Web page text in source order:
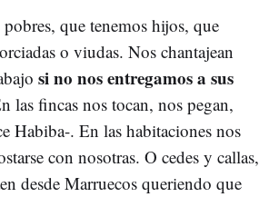
que tenemos hijos, que
o viudas. Nos chantajean
si no nos entregamos a sus
las fincas nos tocan, nos pegan,
Habiba-. En las habitaciones nos
con nosotras. O cedes y callas,
desde Marruecos queriendo que